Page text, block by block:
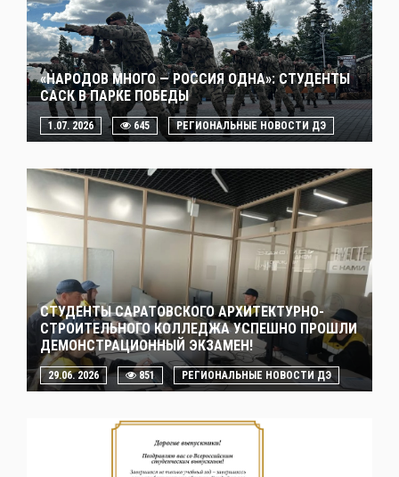
«НАРОДОВ МНОГО — РОССИЯ ОДНА»: СТУДЕНТЫ
САСК В ПАРКЕ ПОБЕДЫ
1.07. 2026 645 РЕГИОНАЛЬНЫЕ НОВОСТИ ДЭ
СТУДЕНТЫ САРАТОВСКОГО АРХИТЕКТУРНО-
СТРОИТЕЛЬНОГО КОЛЛЕДЖА УСПЕШНО ПРОШЛИ
ДЕМОНСТРАЦИОННЫЙ ЭКЗАМЕН!
29.06. 2026 851 РЕГИОНАЛЬНЫЕ НОВОСТИ ДЭ